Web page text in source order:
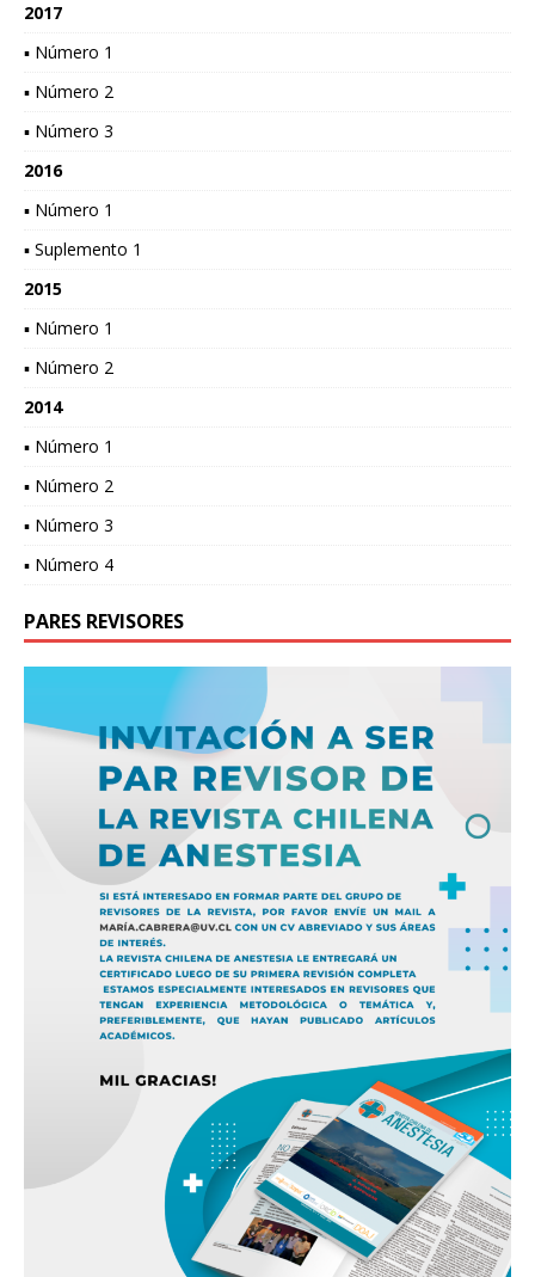
2017
▪ Número 1
▪ Número 2
▪ Número 3
2016
▪ Número 1
▪ Suplemento 1
2015
▪ Número 1
▪ Número 2
2014
▪ Número 1
▪ Número 2
▪ Número 3
▪ Número 4
PARES REVISORES